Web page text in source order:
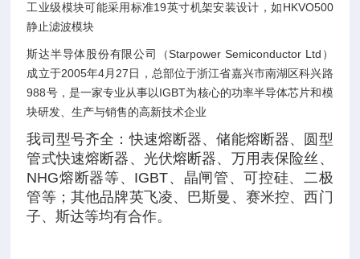
工业级模块可能采用标准19英寸机架安装设计，如HKVO500
静止滤波模块‌
斯达半导体股份有限公司（Starpower Semiconductor Ltd）
成立于2005年4月27日，总部位于浙江省嘉兴市南湖区科兴路
988号，是一家专业从事以IGBT为核心的功率半导体芯片和模
块研发、生产与销售的高新技术企业
我司型号齐全：快速熔断器、储能熔断器、圆型
管式快速熔断器、光伏熔断器、万用表保险丝、
NHG熔断器等、IGBT、晶闸管、可控硅、二极
管等；其他品牌英飞凌、巴斯曼、赛米控、西门
子、斯达等均有合作。